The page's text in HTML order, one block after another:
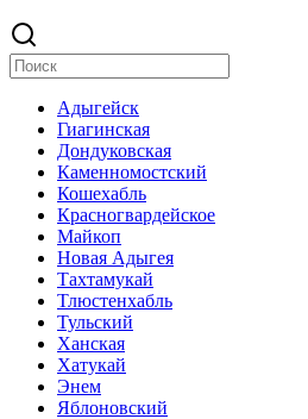
Адыгейск
Гиагинская
Дондуковская
Каменномостский
Кошехабль
Красногвардейское
Майкоп
Новая Адыгея
Тахтамукай
Тлюстенхабль
Тульский
Ханская
Хатукай
Энем
Яблоновский